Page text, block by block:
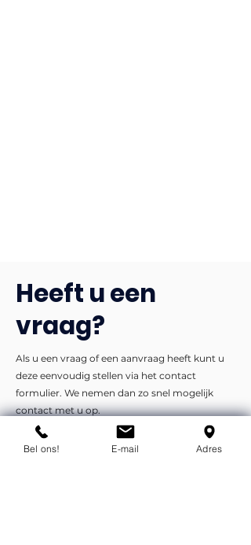
Heeft u een
vraag?
Als u een vraag of een aanvraag heeft kunt u
deze eenvoudig stellen via het contact
formulier. We nemen dan zo snel mogelijk
contact met u op.
Liever telefonisch of per e-mail?
Bel ons! E-mail Adres